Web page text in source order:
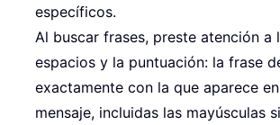
específicos.
Al buscar frases, preste atención
espacios y la puntuación: la frase
exactamente con la que aparece
mensaje, incluidas las mayúsculas